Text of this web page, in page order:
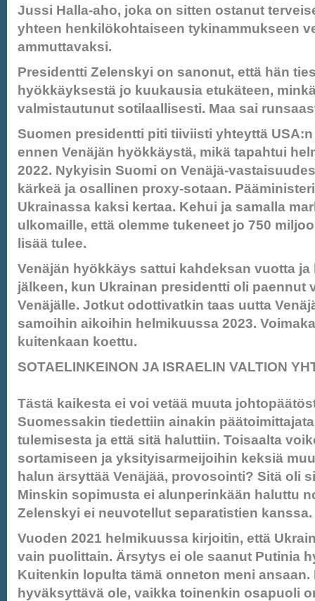
Jussi Halla-aho, joka on sitten ostanut
yhteen henkilökohtaiseen tykinammukseen
ammuttavaksi.
Presidentti Zelenskyi on sanonut, että hän
hyökkäyksestä jo kuukausia etukäteen,
valmistautunut sotilaallisesti. Maa sai
Suomen presidentti piti tiiviisti yhteyttä
ennen Venäjän hyökkäystä, mikä tapahtui
2022. Nykyisin Suomi on Venäjä-
kärkeä ja osallinen proxy-sotaan.
Ukrainassa kaksi kertaa. Kehui ja samalla
ulkomaille, että olemme tukeneet jo 750
lisää tulee.
Venäjän hyökkäys sattui kahdeksan vuotta ja
jälkeen, kun Ukrainan presidentti oli paennut
Venäjälle. Jotkut odottivatkin taas uutta
samoihin aikoihin helmikuussa 2023.
kuitenkaan koettu.
SOTAELINKEINON JA ISRAELIN VALTION
Tästä kaikesta ei voi vetää muuta
Suomessakin tiedettiin ainakin
tulemisesta ja että sitä haluttiin. Toisaalta
sortamiseen ja yksityisarmeijoihin keksiä
halun ärsyttää Venäjää, provosointi? Sitä oli
Minskin sopimusta ei alunperinkään haluttu
Zelenskyi ei neuvotellut separatistien kanssa.
Vuoden 2021 helmikuussa kirjoitin, että
vain puolittain. Ärsytys ei ole saanut Putinia
Kuitenkin lopulta tämä onneton meni
hyväksyttävä ole, vaikka toinenkin osapuoli